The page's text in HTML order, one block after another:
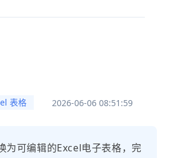
表格 2026-06-06 08:51:59
为可编辑的Excel电子表格，完